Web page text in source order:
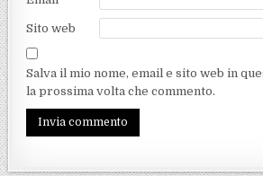
Sito web
Salva il mio nome, email e sito web in
la prossima volta che commento.